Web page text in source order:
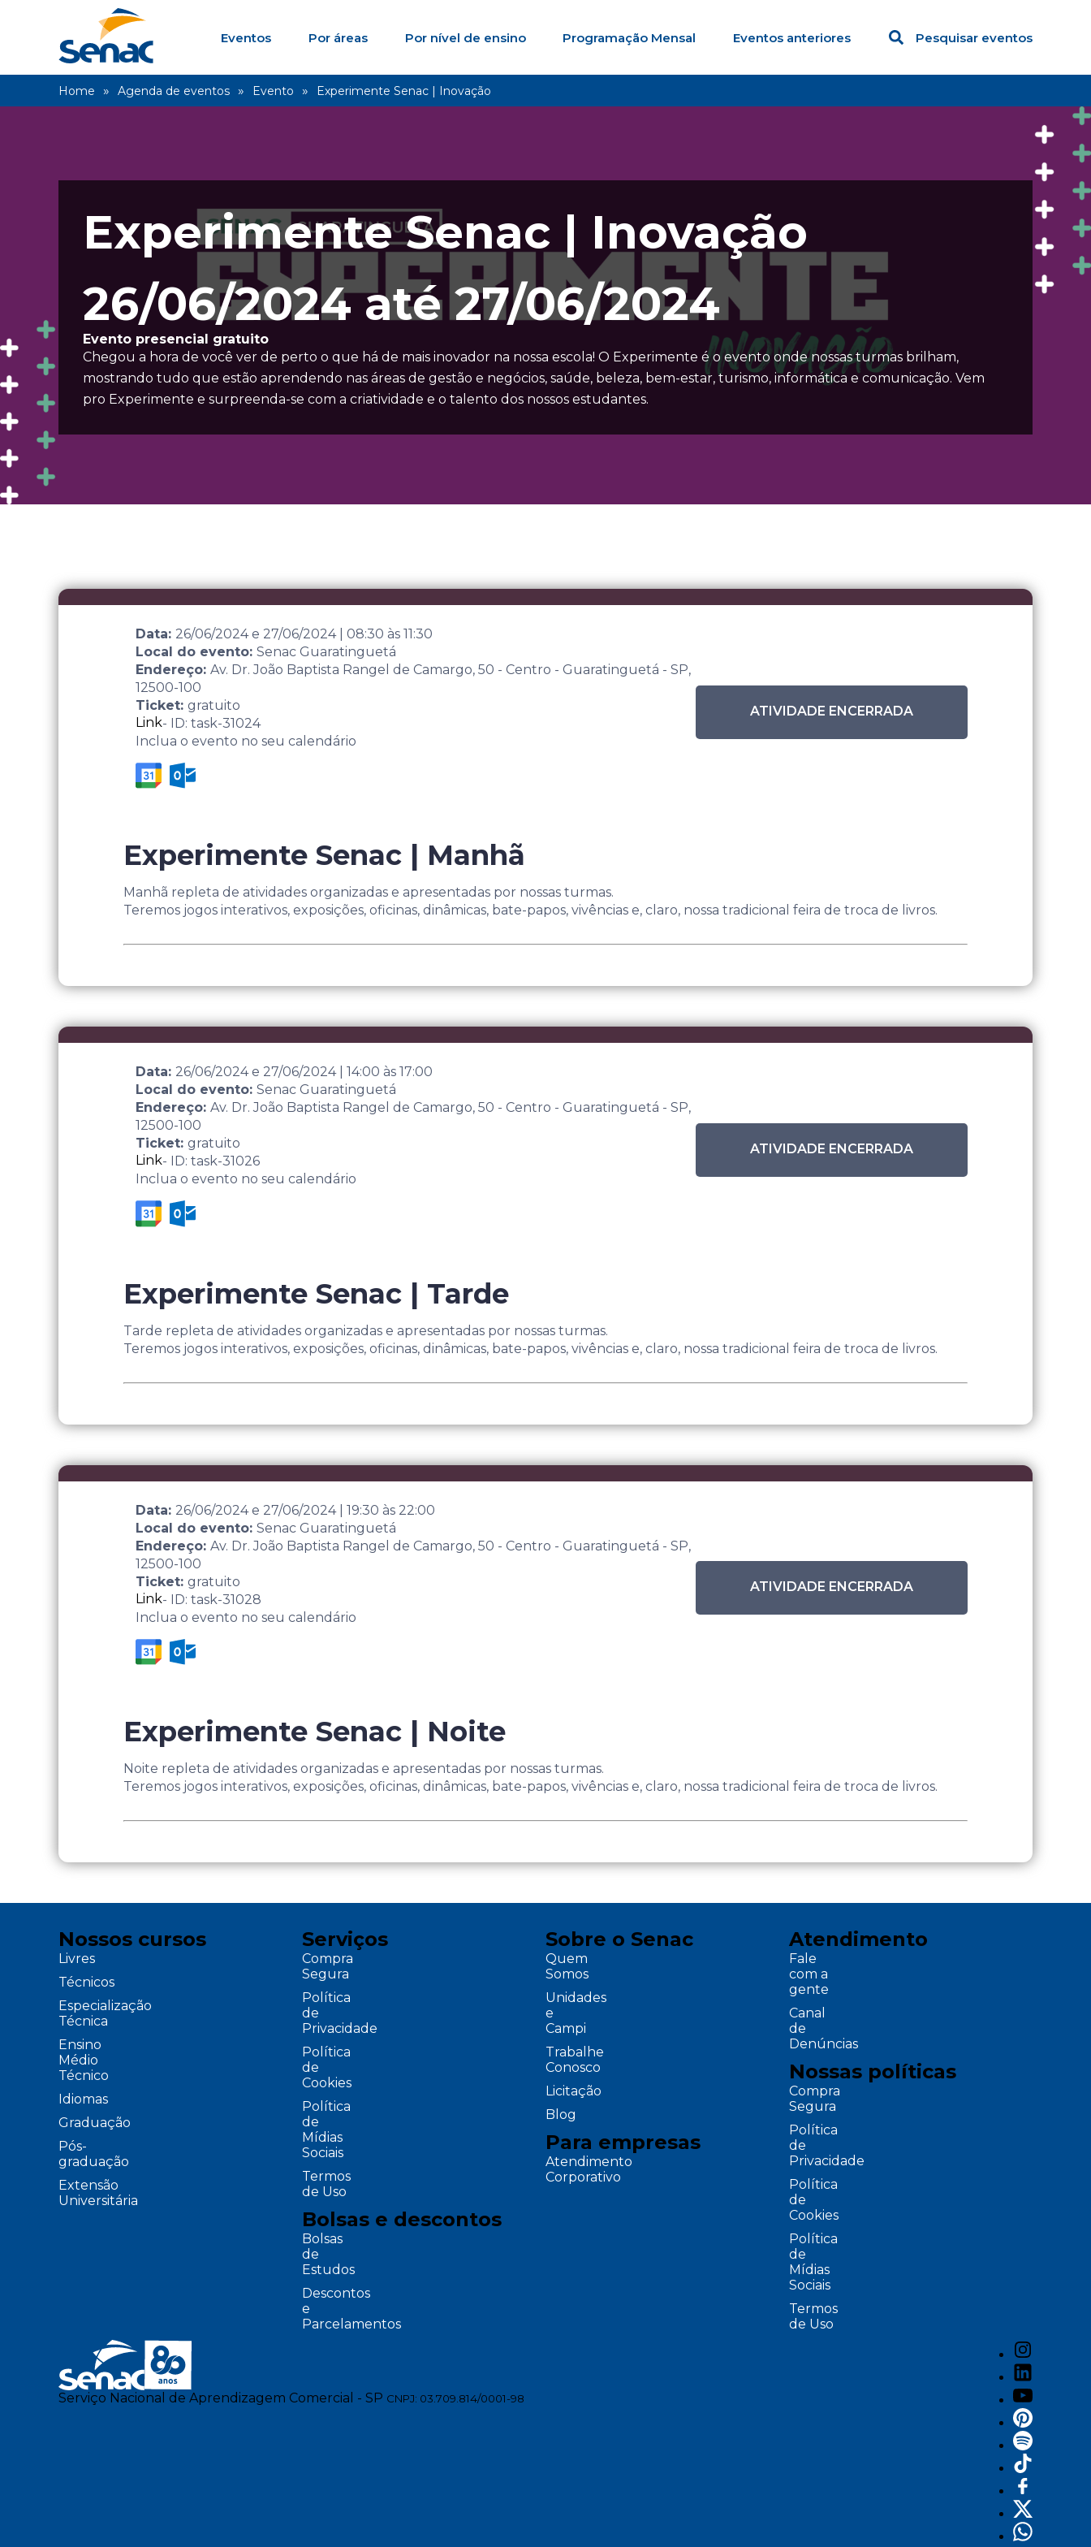
Eventos Por áreas Por nível de ensino Programação Mensal Eventos anteriores Pesquisar eventos
Home Agenda de eventos Evento Experimente Senac | Inovação
Experimente Senac | Inovação
26/06/2024até 27/06/2024
Evento presencial gratuito
Chegou a hora de você ver de perto o que há de mais inovador na nossa escola! O Experimente é o evento onde nossas turmas brilham,
mostrando tudo que estão aprendendo nas áreas de gestão e negócios, saúde, beleza, bem-estar, turismo, informática e comunicação. Vem
pro Experimente e surpreenda-se com a criatividade e o talento dos nossos estudantes.
Data: 26/06/2024e 27/06/2024 08:30 às 11:30
Local do evento: Senac Guaratinguetá
Endereço: Av. Dr. João Baptista Rangel de Camargo, 50 - Centro - Guaratinguetá - SP,
12500-100
Ticket: gratuito
Link- ID: task-31024
Inclua o evento no seu calendário
ATIVIDADE ENCERRADA
Experimente Senac | Manhã
Manhã repleta de atividades organizadas e apresentadas por nossas turmas.
Teremos jogos interativos, exposições, oficinas, dinâmicas, bate-papos, vivências e, claro, nossa tradicional feira de troca de livros.
Data: 26/06/2024e 27/06/2024 14:00 às 17:00
Local do evento: Senac Guaratinguetá
Endereço: Av. Dr. João Baptista Rangel de Camargo, 50 - Centro - Guaratinguetá - SP,
12500-100
Ticket: gratuito
Link- ID: task-31026
Inclua o evento no seu calendário
ATIVIDADE ENCERRADA
Experimente Senac | Tarde
Tarde repleta de atividades organizadas e apresentadas por nossas turmas.
Teremos jogos interativos, exposições, oficinas, dinâmicas, bate-papos, vivências e, claro, nossa tradicional feira de troca de livros.
Data: 26/06/2024e 27/06/2024 19:30 às 22:00
Local do evento: Senac Guaratinguetá
Endereço: Av. Dr. João Baptista Rangel de Camargo, 50 - Centro - Guaratinguetá - SP,
12500-100
Ticket: gratuito
Link- ID: task-31028
Inclua o evento no seu calendário
ATIVIDADE ENCERRADA
Experimente Senac | Noite
Noite repleta de atividades organizadas e apresentadas por nossas turmas.
Teremos jogos interativos, exposições, oficinas, dinâmicas, bate-papos, vivências e, claro, nossa tradicional feira de troca de livros.
Nossos cursos
Livres
Técnicos
Especialização
Técnica
Ensino
Médio
Técnico
Idiomas
Graduação
Pós-
graduação
Extensão
Universitária
Serviços
Compra
Segura
Política
de
Privacidade
Política
de
Cookies
Política
de
Mídias
Sociais
Termos
de Uso
Bolsas e descontos
Bolsas
de
Estudos
Descontos
e
Parcelamentos
Sobre o Senac
Quem
Somos
Unidades
e
Campi
Trabalhe
Conosco
Licitação
Blog
Para empresas
Atendimento
Corporativo
Atendimento
Fale
com a
gente
Canal
de
Denúncias
Nossas políticas
Compra
Segura
Política
de
Privacidade
Política
de
Cookies
Política
de
Mídias
Sociais
Termos
de Uso
Serviço Nacional de Aprendizagem Comercial - SP CNPJ: 03.709.814/0001-98